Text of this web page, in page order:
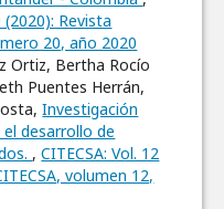
(2020): Revista
20, año 2020
Ortiz, Bertha Rocío
Puentes Herrán,
Investigación
desarrollo de
,CITECSA: Vol. 12
volumen 12,